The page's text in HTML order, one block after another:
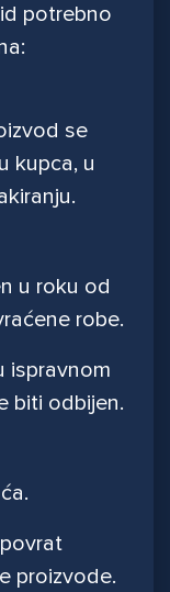
potrebno
se
kupca, u
u roku od
robe.
ispravnom
biti odbijen.
proizvode.